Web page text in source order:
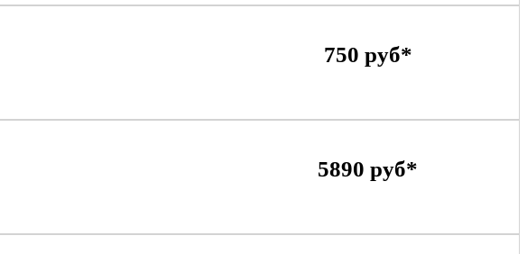
750 руб*
5890 руб*